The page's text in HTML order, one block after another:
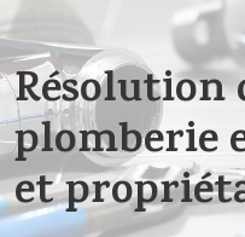
Résolution
plomberie
et